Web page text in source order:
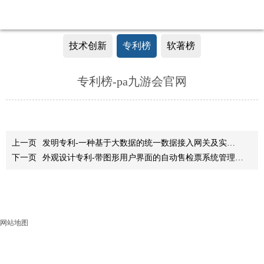
技术创新 专利榜 软著榜
专利榜-pa九游会官网
上一页
发明专利-一种基于大数据的统一数据接入网关及实现方法
下一页
外观设计专利-带图形用户界面的自动售检票系统管理终端
网站地图